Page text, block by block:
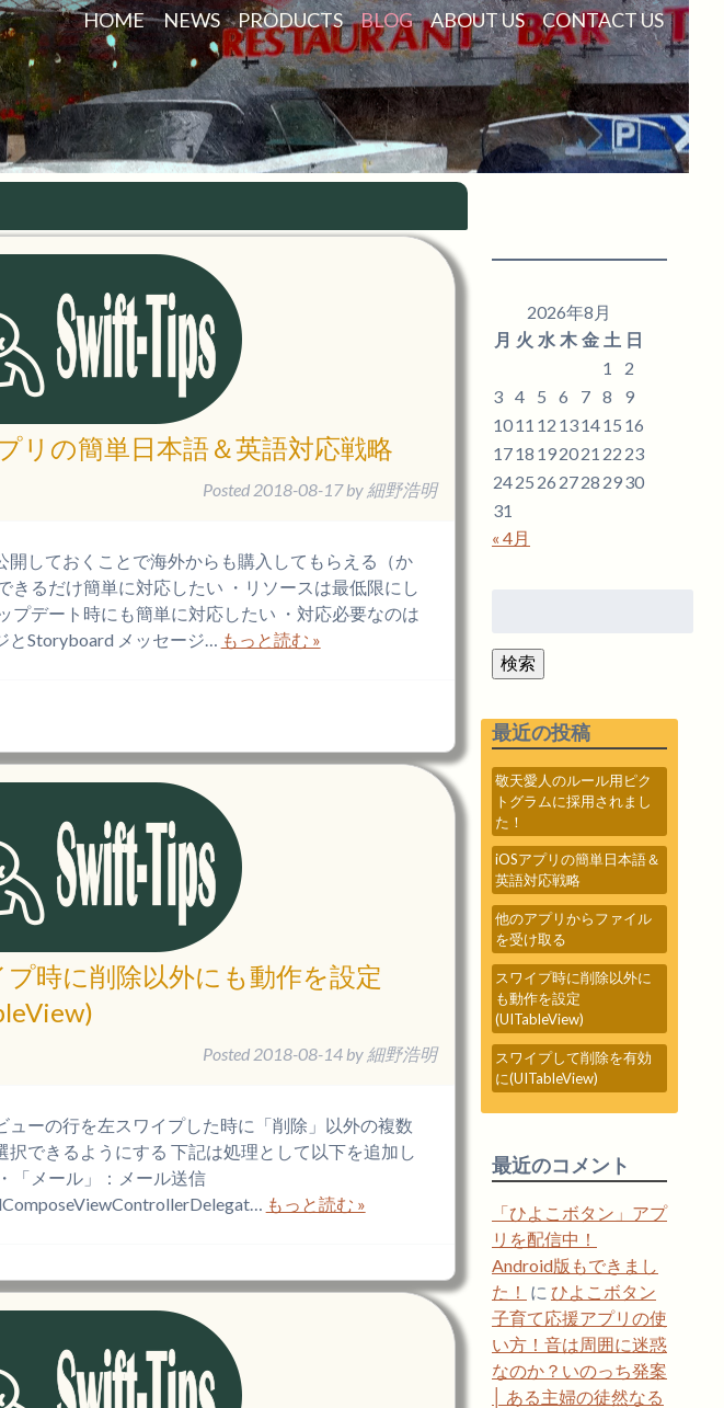
HOME NEWS PRODUCTS BLOG ABOUT US CONTACT US
リの簡単日本語＆英語対応戦略
Posted 2018-08-17by 細野浩明
開しておくことで海外からも購入してもらえる（か
きるだけ簡単に対応したい ・リソースは最低限にし
プデート時にも簡単に対応したい ・対応必要なのは
とStoryboard メッセージ…
もっと読む »
プ時に削除以外にも動作を設定
Posted 2018-08-14 by 細野浩明
ューの行を左スワイプした時に「削除」以外の複数
択できるようにする 下記は処理として以下を追加し
「メール」：メール送信
もっと読む »
2026年8月
月 火 水 木 金 土 日
1
2
3 4 5 6 7 8
9
1011 12 131415 16
1718 192021 22 23
2425 26 2728 2930
31
« 4月
検索
最近の投稿
敬天愛人のルール用ピク
トグラムに採用されまし
た！
iOSアプリの簡単日本語＆
英語対応戦略
他のアプリからファイル
を受け取る
スワイプ時に削除以外に
も動作を設定
(UITableView)
スワイプして削除を有効
に(UITableView)
最近のコメント
「ひよこボタン」アプ
リを配信中！
Android版もできまし
た！ に ひよこボタン
子育て応援アプリの使
い方！音は周囲に迷惑
なのか？いのっち発案
│ ある主婦の徒然なる